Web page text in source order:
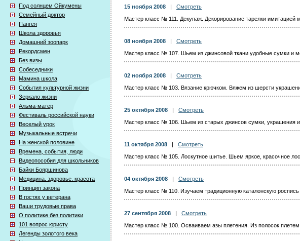
Под солнцем Ойкумены
Семейный доктор
Пангея
Школа здоровья
Домашний зоопарк
Рекордсмен
Без визы
Собеседники
Мамина школа
События культурной жизни
Зеркало жизни
Альма-матер
Фестиваль российской науки
Веселый урок
Музыкальные встречи
На женской половине
Времена, события, люди
Видеопособия для школьников
Байки Бояршинова
Медицина. здоровье. красота
Принцип закона
В гостях у ветерана
Ваши трудовые права
О политике без политики
101 вопрос юристу
Легенды золотого века
15 ноября 2008
Смотреть
Мастер класс № 111. Декупаж. Декорирование тарелки имитацией
08 ноября 2008
Смотреть
Мастер класс № 107. Шьем из джинсовой ткани удобные сумки и
02 ноября 2008
Смотреть
Мастер класс № 103. Вязание крючком. Вяжем из шерсти
25 октября 2008
Смотреть
Мастер класс № 106. Шьем из старых джинсов сумки, украшения
11 октября 2008
Смотреть
Мастер класс № 105. Лоскутное шитье. Шьем яркое, красочное
04 октября 2008
Смотреть
Мастер класс № 110. Изучаем традиционную каталонскую
27 сентября 2008
Смотреть
Мастер класс № 100. Осваиваем азы плетения. Из полосок плетем